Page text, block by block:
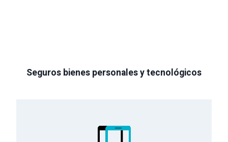
Seguros bienes personales y tecnológicos